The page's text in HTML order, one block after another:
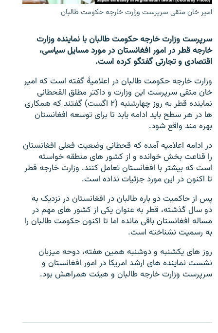
Azadi English
همۀ سایت‌های رادیو آزادی/ رادیو اروپای آزاد
امیر خان متقی سرپرست وزارت خارجه حکومت طالبان
سرپرست وزارت خارجه حکومت طالبان با نماینده وزارت
خارجه قطر در امور افغانستان در مورد مسایل سیاسی،
اقتصادی و تجارتی گفتگو کرده است.
وزارت خارجه حکومت طالبان در اعلامیۀ گفته است که امیر
خان متقی سرپرست این وزارت و داکتر مطلق القحطانی
نماینده قطر به روز چهارشنبه (۲ اگست) گفتند که همکاری
ها در هر سطح باید ادامه یابد تا برای توسعه افغانستان
بهره مند واقع شود.
در ادامه اعلامیه آمده که قحطانی وضعیت فعلی افغانستان
را قناعت بخش خوانده و از کشور های منطقه خواسته
است که بیشتر با افغانستان تعامل کنند. وزارت خارجه قطر
تا اکنون در این مورد جزئیات نداده است.
پس از حاکمیت دو باره طالبان در افغانستان در نزدیک به
دو سال گذشته، قطر به عنوان یکی از کشور های مهم در
مساله افغانستان باقی مانده اما تا اکنون حکومت طالبان را
به رسمیت نشناخته است.
روز های یکشنبه و دوشنبه همین هفته، دوحه میزبان
نشست نماینده های ارشد امریکا در امور افغانستان و
سرپرست وزارت خارجه طالبان و هیئت همراهش بود.